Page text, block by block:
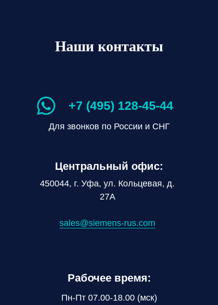
Наши контакты
Для звонков по России и СНГ
+7 (495) 128-45-44
450044, г. Уфа, ул. Кольцевая, д.
27А
sales@siemens-rus.com
Центральный офис:
Пн-Пт 07.00-18.00 (мск)
Рабочее время: